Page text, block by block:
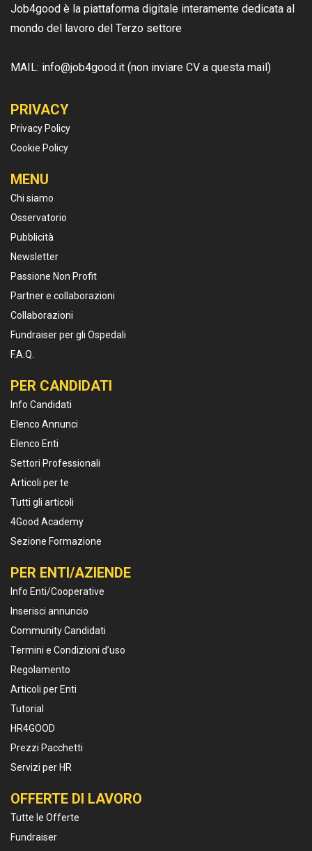
Job4good è la piattaforma digitale interamente dedicata al
mondo del lavoro del Terzo settore
MAIL: info@job4good.it (non inviare CV a questa mail)
PRIVACY
Privacy Policy
Cookie Policy
MENU
Chi siamo
Osservatorio
Pubblicità
Newsletter
Passione Non Profit
Partner e collaborazioni
Collaborazioni
Fundraiser per gli Ospedali
F.A.Q.
PER CANDIDATI
Info Candidati
Elenco Annunci
Elenco Enti
Settori Professionali
Articoli per te
Tutti gli articoli
4Good Academy
Sezione Formazione
PER ENTI/AZIENDE
Info Enti/Cooperative
Inserisci annuncio
Community Candidati
Termini e Condizioni d’uso
Regolamento
Articoli per Enti
Tutorial
HR4GOOD
Prezzi Pacchetti
Servizi per HR
OFFERTE DI LAVORO
Tutte le Offerte
Fundraiser